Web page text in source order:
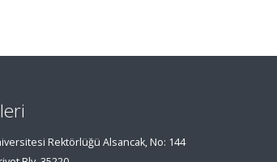
Rektörlüğü Alsancak, No: 144